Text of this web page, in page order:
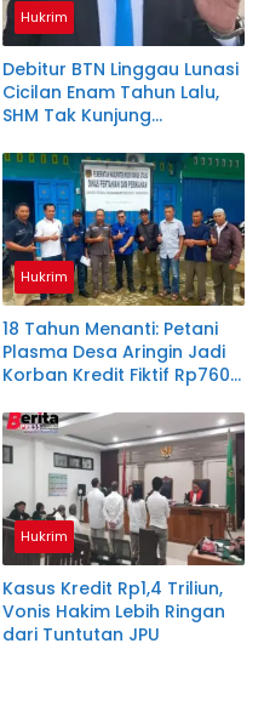
Hukrim
Debitur BTN Linggau Lunasi
Cicilan Enam Tahun Lalu,
SHM Tak Kunjung
Hukrim
18 Tahun Menanti: Petani
Plasma Desa Aringin Jadi
Korban Kredit Fiktif Rp760
Hukrim
Kasus Kredit Rp1,4 Triliun,
Vonis Hakim Lebih Ringan
dari Tuntutan JPU